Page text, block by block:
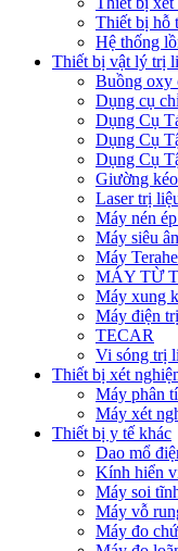
Thiết bị hỗ
Hệ thống
Thiết bị vật lý trị
Buồng oxy
Dụng cụ
Dụng Cụ
Dụng Cụ
Dụng Cụ
Giường
Laser trị
Máy nén
Máy siêu
Máy
MÁY TỪ
Máy xung
Máy điện
TECAR
Vi sóng trị
Thiết bị xét
Máy phân
Máy xét
Thiết bị y tế khác
Dao mổ
Kính hiển
Máy soi
Máy vỗ
Máy đo